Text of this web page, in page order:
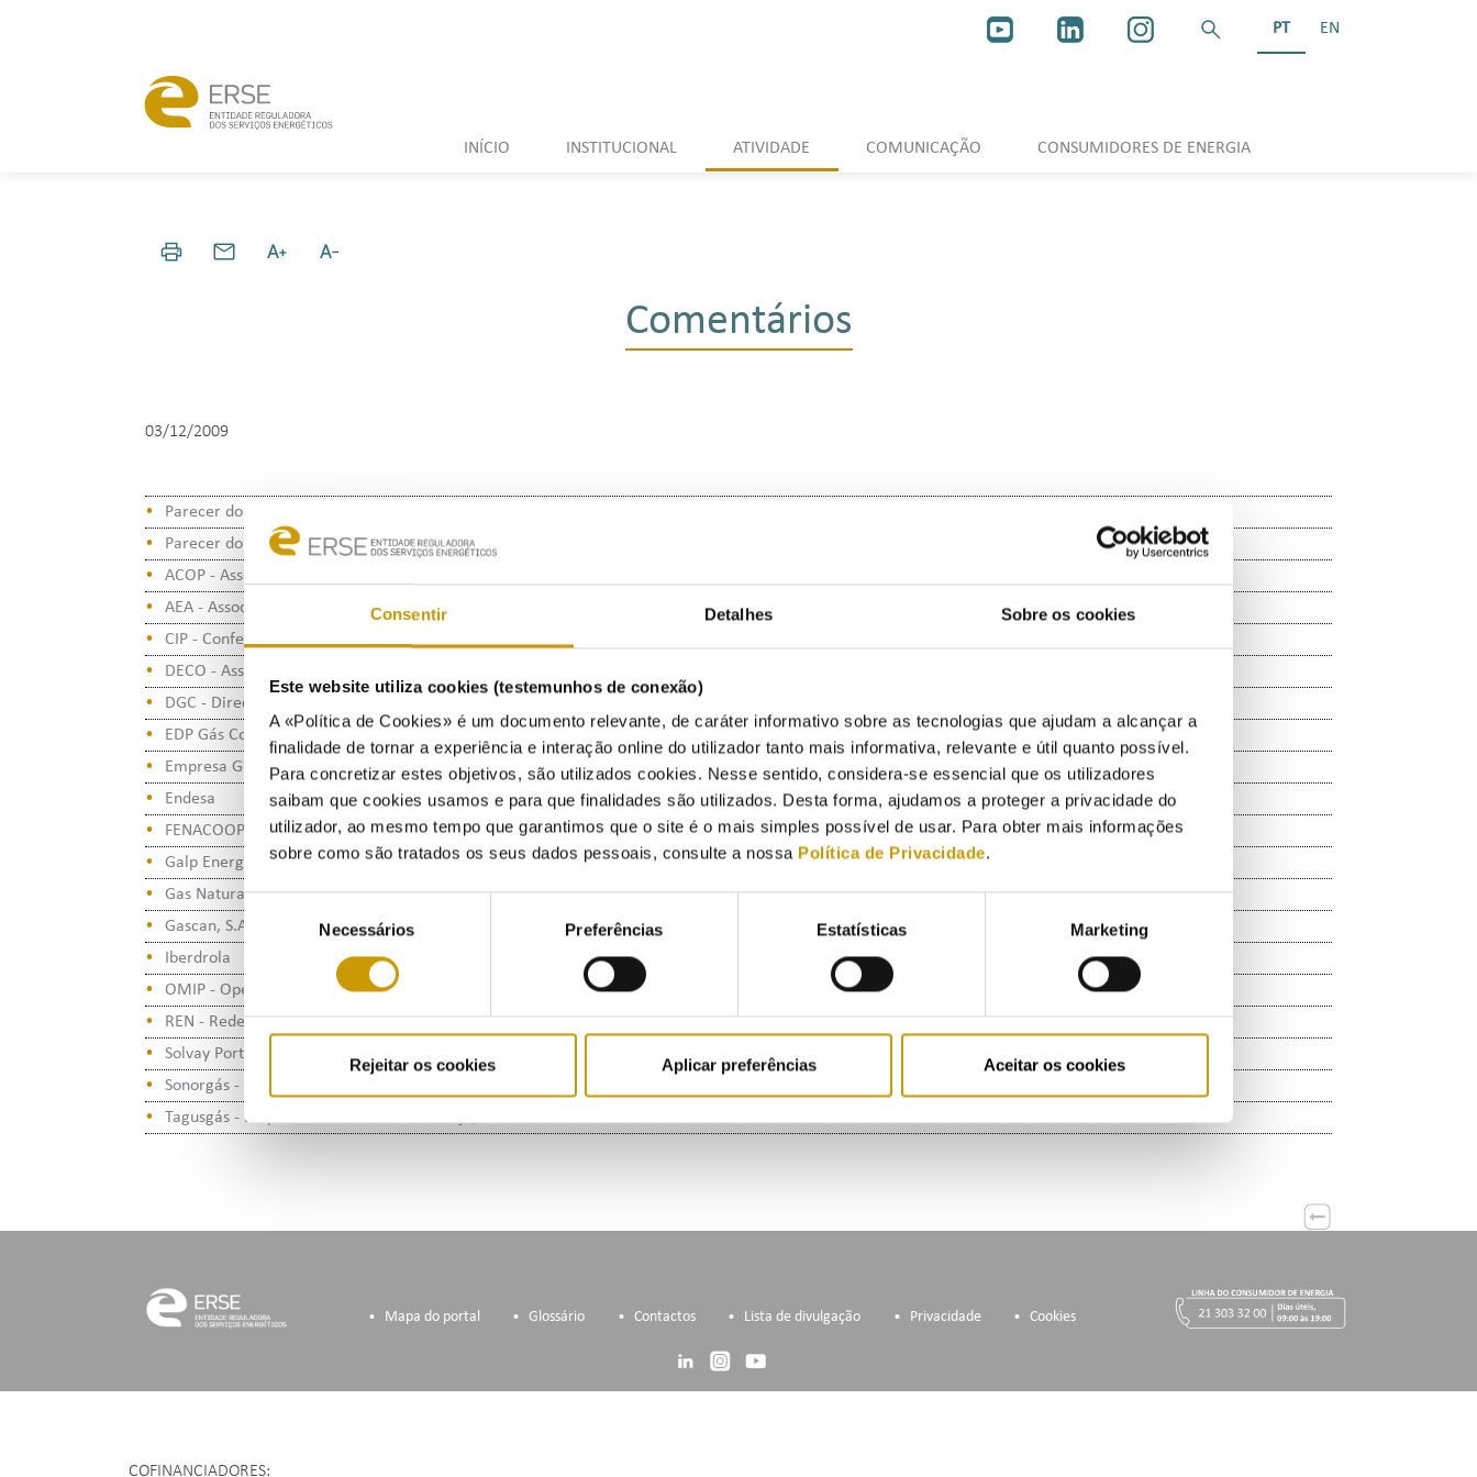
Consentir Detalhes Sobre os cookies
Este website utiliza cookies (testemunhos de conexão)
A «Política de Cookies» é um documento relevante, de caráter informativo sobre as tecnologias que ajudam a alcançar a
finalidade de tornar a experiência e interação online do utilizador tanto mais informativa, relevante e útil quanto possível.
Para concretizar estes objetivos, são utilizados cookies. Nesse sentido, considera-se essencial que os utilizadores
saibam que cookies usamos e para que finalidades são utilizados. Desta forma, ajudamos a proteger a privacidade do
utilizador, ao mesmo tempo que garantimos que o site é o mais simples possível de usar. Para obter mais informações
sobre como são tratados os seus dados pessoais, consulte a nossa Política de Privacidade.
Seleção
de
consentimento
Necessários Preferências Estatísticas Marketing
Rejeitar os cookies Aplicar preferências Aceitar os cookies
PT EN
INÍCIO INSTITUCIONAL ATIVIDADE COMUNICAÇÃO CONSUMIDORES DE ENERGIA
Comentários
03/12/2009
Parecer do Conselho Consultivo da ERSE
Parecer do Conselho Tarifário da ERSE - Secção do sector do Gás Natural
ACOP - Associação de Consumidores de Portugal
AEA - Associação Empresarial de Águeda
CIP - Confederação da Indústria Portuguesa
DECO - Associação Portuguesa para a Defesa do Consumidor
DGC - Direção-Geral do Consumidor
EDP Gás Com. - Comércio de Gás Natural, S.A.
Empresa Geral do Fomento e Dourogás, ACE
Endesa
FENACOOP - Federação Nacional das Cooperativas de Consumidores
Galp Energia, S.G.P.S., S.A.
Gas Natural – Unión Fenosa
Gascan, S.A.
Iberdrola
OMIP - Operador do Mercado Ibérico de Energia (Pólo Português), S.A. e OMIClear
REN - Redes Energéticas Nacionais, SGPS, S.A.
Solvay Portugal - Produtos Químicos, S.A.
Sonorgás - Sociedade de Gás do Norte, S.A.
Tagusgás - Empresa de Gás do Vale do Tejo, S.A.
Mapa do portal Glossário Contactos Lista de divulgação Privacidade Cookies
COFINANCIADORES: